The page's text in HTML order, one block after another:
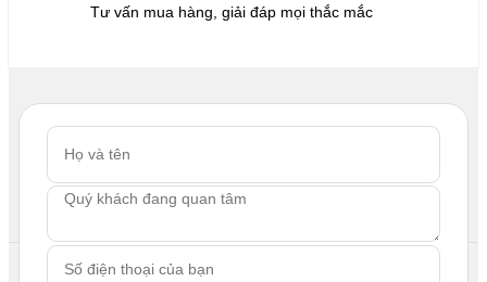
Tư vấn mua hàng, giải đáp mọi thắc mắc